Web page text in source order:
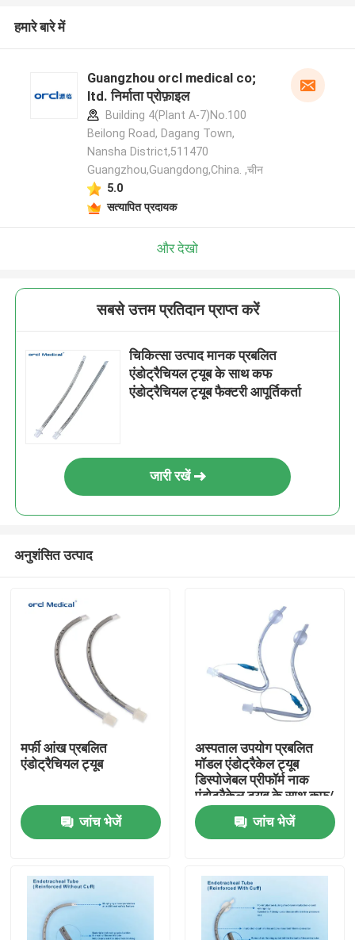
घर
उत्पाद
वीडियो
हमारे बारे में
Guangzhou orcl medical co;
ltd. निर्माता प्रोफ़ाइल
Building 4(Plant A-7)No.100
Beilong Road, Dagang Town,
Nansha District,511470
Guangzhou,Guangdong,China. ,चीन
5.0
सत्यापित प्रदायक
और देखो
सबसे उत्तम प्रतिदान प्राप्त करें
चिकित्सा उत्पाद मानक प्रबलित
एंडोट्रैचियल ट्यूब के साथ कफ
एंडोट्रैचियल ट्यूब फैक्टरी आपूर्तिकर्ता
जारी रखें
अनुशंसित उत्पाद
मर्फी आंख प्रबलित
एंडोट्रैचियल ट्यूब
जांच भेजें
अस्पताल उपयोग प्रबलित
मॉडल एंडोट्रैकेल ट्यूब
डिस्पोजेबल प्रीफॉर्म नाक
एंडोट्रैकेल ट्यूब के साथ कफ/
अनकफ
जांच भेजें